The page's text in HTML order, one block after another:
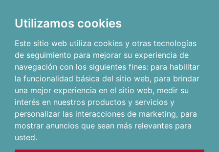
Utilizamos cookies
Este sitio web utiliza cookies y otras tecnologías
de seguimiento para mejorar su experiencia de
navegación con los siguientes fines: para habilitar
la funcionalidad básica del sitio web, para brindar
una mejor experiencia en el sitio web, medir su
interés en nuestros productos y servicios y
personalizar las interacciones de marketing, para
mostrar anuncios que sean más relevantes para
usted.